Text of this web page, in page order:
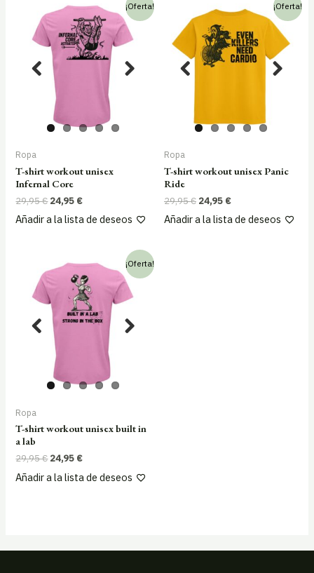
¡Oferta!
Ropa
T-shirt workout unisex
Infernal Core
29,95€ El
original
24,95 €El
actual
Añadir a la lista de deseos
¡Oferta!
Ropa
T-shirt workout unisex Panic
Ride
29,95€ El
original
24,95 €El
actual
Añadir a la lista de deseos
¡Oferta!
Ropa
T-shirt workout unisex built in
a lab
29,95€ El
original
24,95 €El
actual
Añadir a la lista de deseos